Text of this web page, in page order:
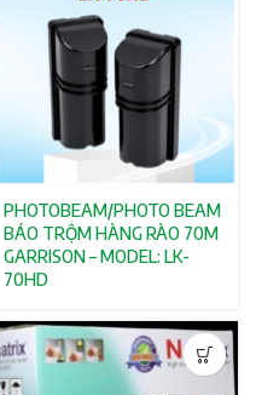
PHOTOBEAM/PHOTO BEAM
BÁO TRỘM HÀNG RÀO 70M
GARRISON – MODEL: LK-
70HD